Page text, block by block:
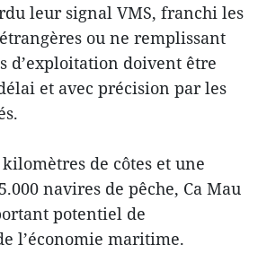
leur signal VMS, franchi les
ou ne remplissant
d’exploitation doivent être
et avec précision par les
de côtes et une
navires de pêche, Ca Mau
potentiel de
l’économie maritime.